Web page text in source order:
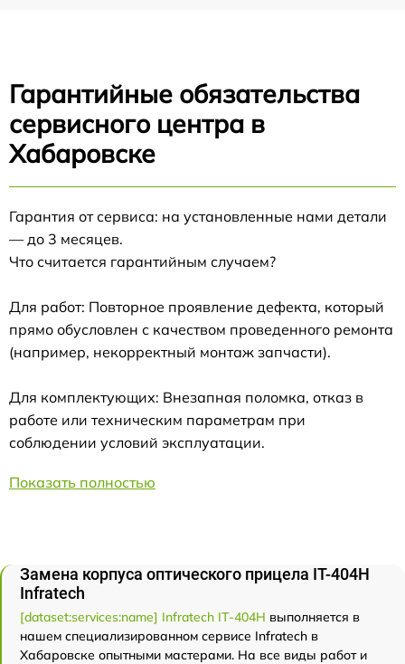
Гарантийные обязательства
сервисного центра в
Хабаровске
Гарантия от сервиса: на установленные нами детали
— до 3 месяцев.
Что считается гарантийным случаем?
Для работ: Повторное проявление дефекта, который
прямо обусловлен с качеством проведенного ремонта
(например, некорректный монтаж запчасти).
Для комплектующих: Внезапная поломка, отказ в
работе или техническим параметрам при
соблюдении условий эксплуатации.
Показать полностью
Замена корпуса оптического прицела IT-404H
Infratech
[dataset:services:name] Infratech IT-404H выполняется в
нашем специализированном сервисе Infratech в
Хабаровске опытными мастерами. На все виды работ и